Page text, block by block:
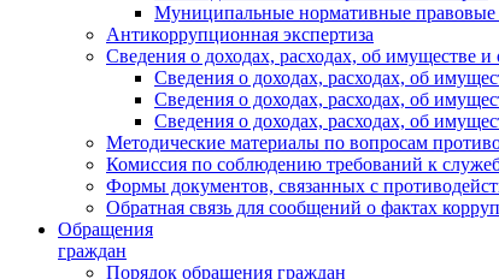
Муниципальные нормативные правовые
Антикоррупционная экспертиза
Сведения о доходах, расходах, об имуществе и
Сведения о доходах, расходах, об
Сведения о доходах, расходах, об
Сведения о доходах, расходах, об
Методические материалы по вопросам
Комиссия по соблюдению требований к
Формы документов, связанных с
Обратная связь для сообщений о фактах
Обращения
граждан
Порядок обращения граждан